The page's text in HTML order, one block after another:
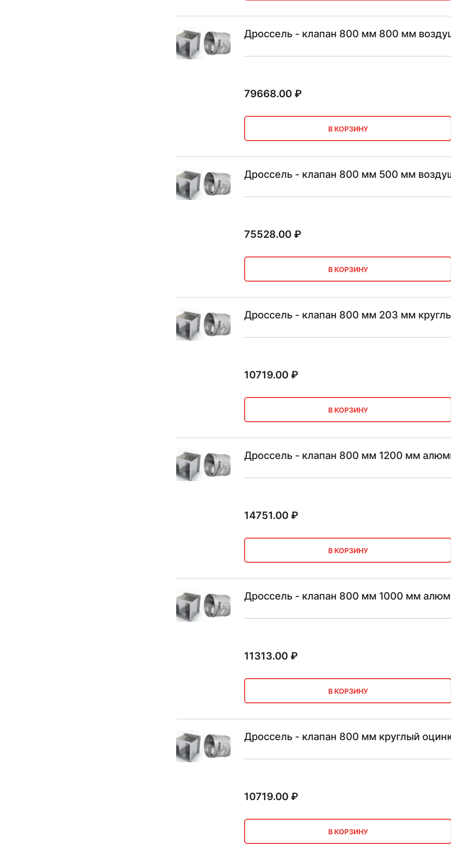
Дроссель - клапан 800 мм 800 мм
79668.00₽
В КОРЗИНУ
Дроссель - клапан 800 мм 500 мм
75528.00₽
В КОРЗИНУ
Дроссель - клапан 800 мм 203 мм
10719.00₽
В КОРЗИНУ
Дроссель - клапан 800 мм 1200 мм
14751.00₽
В КОРЗИНУ
Дроссель - клапан 800 мм 1000 мм
11313.00₽
В КОРЗИНУ
Дроссель - клапан 800 мм круглый
10719.00₽
В КОРЗИНУ